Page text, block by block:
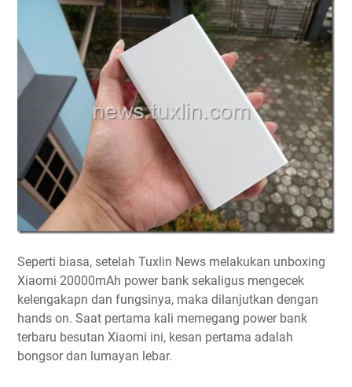
Seperti biasa, setelah Tuxlin News melakukan unboxing
Xiaomi 20000mAh power bank sekaligus mengecek
kelengakapn dan fungsinya, maka dilanjutkan dengan
hands on. Saat pertama kali memegang power bank
terbaru besutan Xiaomi ini, kesan pertama adalah
bongsor dan lumayan lebar.